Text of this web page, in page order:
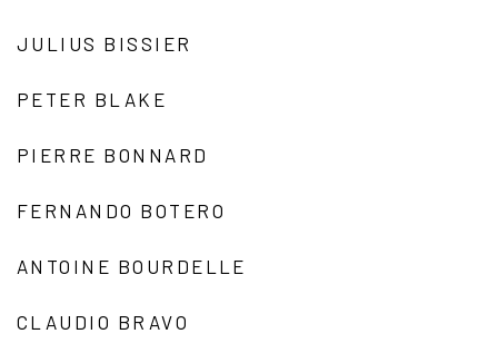
JULIUS BISSIER
PETER BLAKE
PIERRE BONNARD
FERNANDO BOTERO
ANTOINE BOURDELLE
CLAUDIO BRAVO